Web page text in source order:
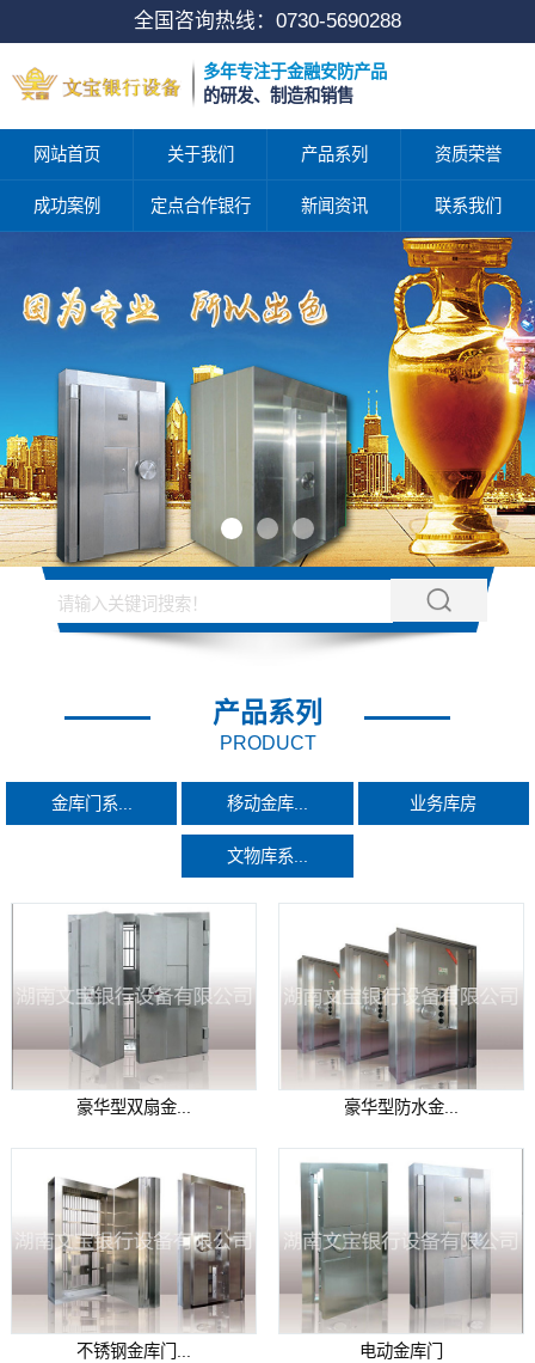
全国咨询热线： 0730-5690288
多年专注于金融安防产品
的研发、制造和销售
网站首页 关于我们 产品系列 资质荣誉
成功案例 定点合作银行 新闻资讯 联系我们
产品系列
PRODUCT
金库门系... 移动金库... 业务库房
文物库系...
豪华型双扇金... 豪华型防水金...
不锈钢金库门... 电动金库门